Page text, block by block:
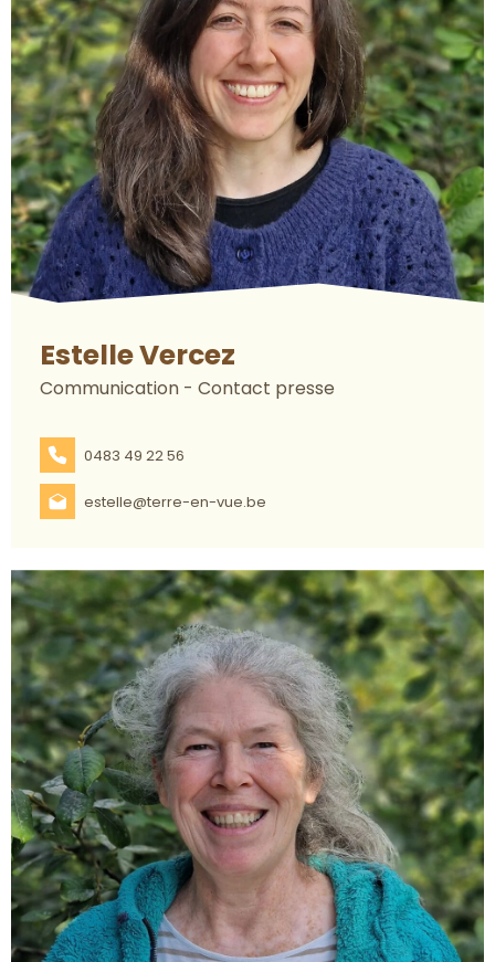
Estelle Vercez
Communication - Contact presse
0483 49 22 56
estelle@terre-en-vue.be